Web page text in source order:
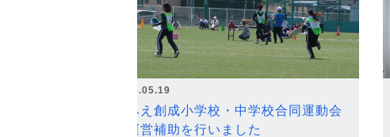
2026.05.19
なみえ創成小学校・中学校合同運動会
の運営補助を行いました